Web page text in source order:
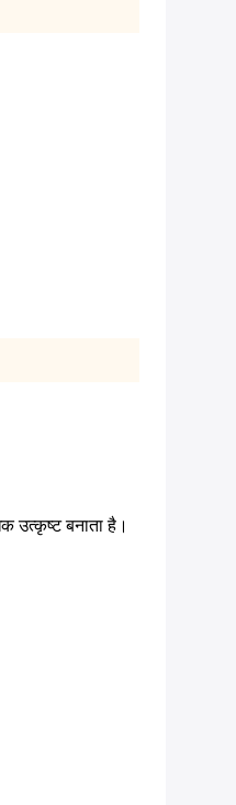
उत्कृष्ट बनाता है।